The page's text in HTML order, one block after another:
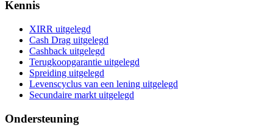
Kennis
XIRR uitgelegd
Cash Drag uitgelegd
Cashback uitgelegd
Terugkoopgarantie uitgelegd
Spreiding uitgelegd
Levenscyclus van een lening uitgelegd
Secundaire markt uitgelegd
Ondersteuning